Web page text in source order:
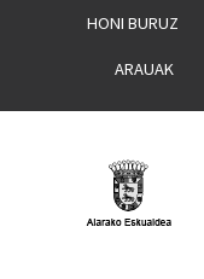
HONI BURUZ
ARAUAK